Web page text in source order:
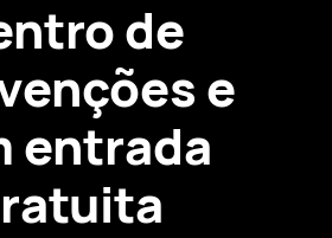
de
e
entrada